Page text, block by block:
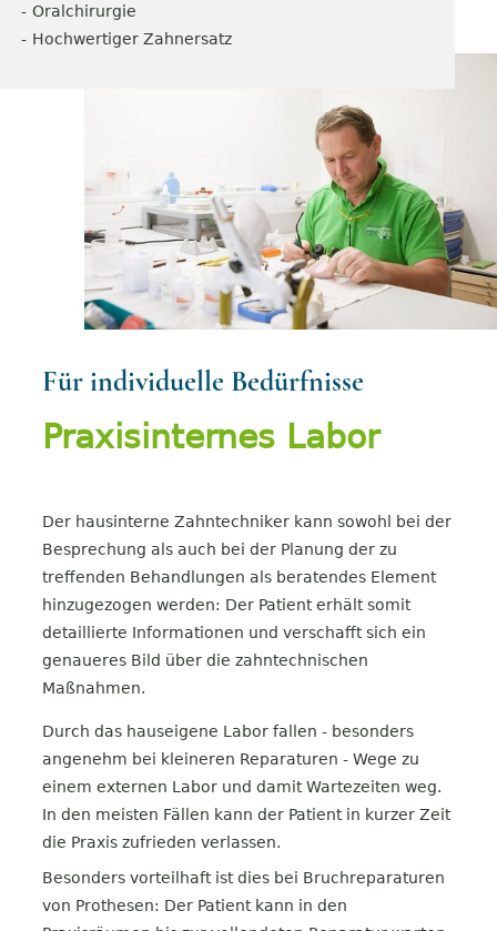
Oralchirurgie
Hochwertiger Zahnersatz
Für individuelle Bedürfnisse
Praxisinternes Labor
Der hausinterne Zahntechniker kann sowohl bei der
Besprechung als auch bei der Planung der zu
treffenden Behandlungen als beratendes Element
hinzugezogen werden: Der Patient erhält somit
detaillierte Informationen und verschafft sich ein
genaueres Bild über die zahntechnischen
Maßnahmen.
Durch das hauseigene Labor fallen - besonders
angenehm bei kleineren Reparaturen - Wege zu
einem externen Labor und damit Wartezeiten weg.
In den meisten Fällen kann der Patient in kurzer Zeit
die Praxis zufrieden verlassen.
Besonders vorteilhaft ist dies bei Bruchreparaturen
von Prothesen: Der Patient kann in den